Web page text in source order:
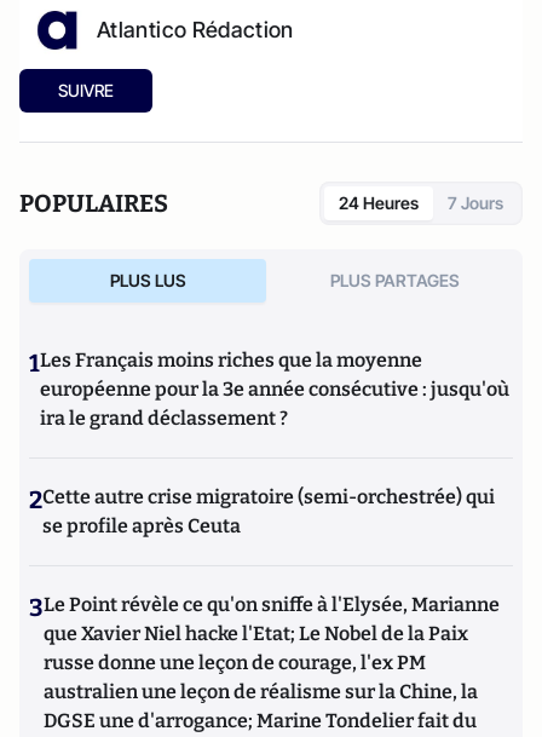
Atlantico Rédaction
SUIVRE
POPULAIRES 24 Heures 7 Jours
PLUS LUS PLUS PARTAGES
1Les Français moins riches que la moyenne
européenne pour la 3e année consécutive : jusqu'où
ira le grand déclassement ?
2Cette autre crise migratoire (semi-orchestrée) qui
se profile après Ceuta
3Le Point révèle ce qu'on sniffe à l'Elysée, Marianne
que Xavier Niel hacke l'Etat; Le Nobel de la Paix
russe donne une leçon de courage, l'ex PM
australien une leçon de réalisme sur la Chine, la
DGSE une d'arrogance; Marine Tondelier fait du